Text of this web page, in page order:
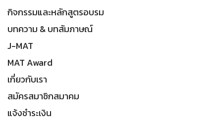
กิจกรรมและหลักสูตรอบรม
บทความ & บทสัมภาษณ์
J-MAT
MAT Award
เกี่ยวกับเรา
สมัครสมาชิกสมาคม
แจ้งชำระเงิน